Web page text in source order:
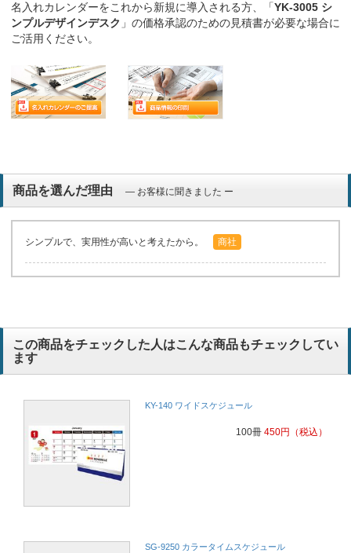
名入れカレンダーをこれから新規に導入される方、「YK-3005 シ
ンプルデザインデスク 」の価格承認のための見積書が必要な場合に
ご活用ください。
商品を選んだ理由 ― お客様に聞きました ー
シンプルで、実用性が高いと考えたから。 商社
この商品をチェックした人はこんな商品もチェックしてい
ます
KY-140 ワイドスケジュール
100冊 450円 （税込）
SG-9250 カラータイムスケジュール